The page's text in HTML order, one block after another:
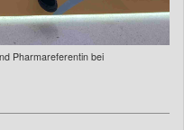
Pharmareferentin bei